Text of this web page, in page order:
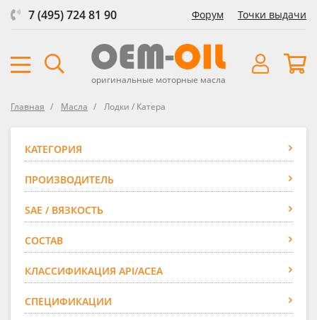
7 (495) 724 81 90 Форум Точки выдачи
оригинальные моторные масла
Главная Масла Лодки / Катера
КАТЕГОРИЯ
ПРОИЗВОДИТЕЛЬ
SAE / ВЯЗКОСТЬ
СОСТАВ
КЛАССИФИКАЦИЯ API/ACEA
СПЕЦИФИКАЦИИ